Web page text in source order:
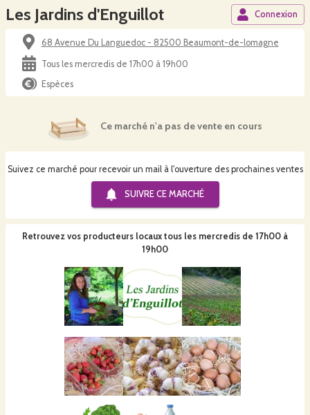
Les Jardins d'Enguillot Connexion
68 Avenue Du Languedoc - 82500 Beaumont-de-lomagne
Tous les mercredis de 17h00 à 19h00
Espèces
Ce marché n'a pas de vente en cours
Suivez ce marché pour recevoir un mail à l'ouverture des prochaines ventes
SUIVRE CE MARCHÉ
Retrouvez vos producteurs locaux tous les mercredis de 17h00 à
19h00